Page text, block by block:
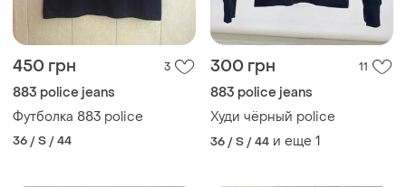
450 грн 3
883 police jeans
Футболка 883 police
36 / S / 44
300 грн 11
883 police jeans
Худи чёрный police
36 / S / 44 и еще 1